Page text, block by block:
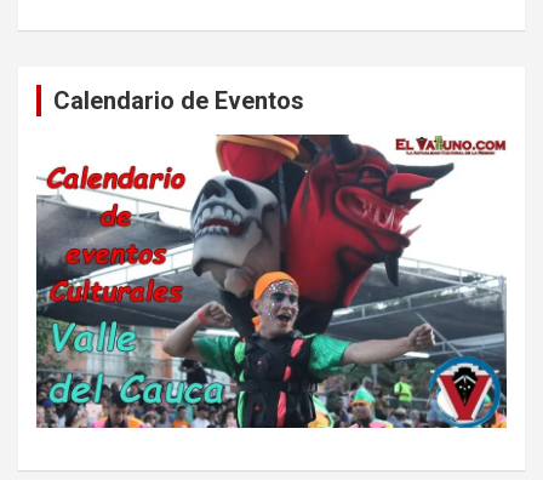
Calendario de Eventos